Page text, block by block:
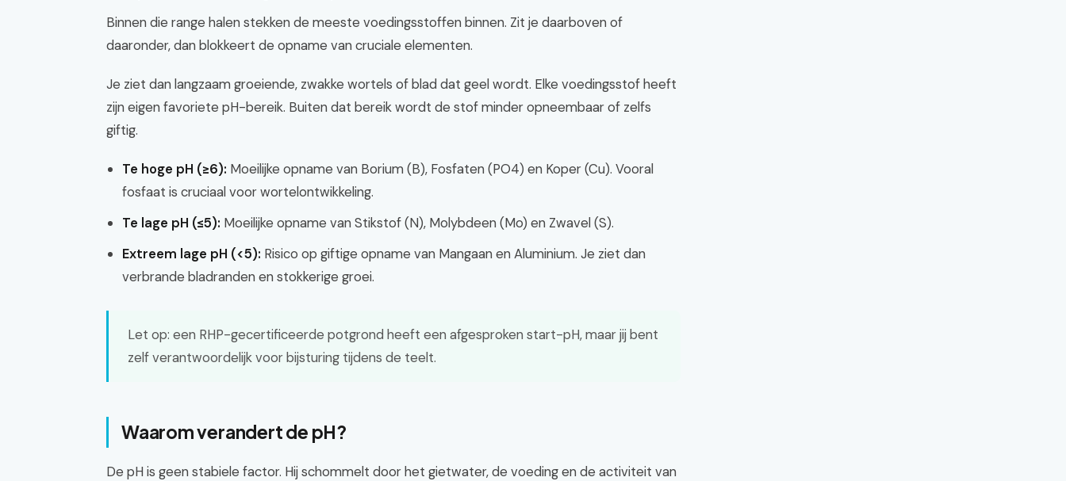
Binnen die range halen stekken de meeste voedingsstoffen binnen. Zit je daarboven of
daaronder, dan blokkeert de opname van cruciale elementen.
Je ziet dan langzaam groeiende, zwakke wortels of blad dat geel wordt. Elke voedingsstof heeft
zijn eigen favoriete pH-bereik. Buiten dat bereik wordt de stof minder opneembaar of zelfs
giftig.
Te hoge pH (≥6): Moeilijke opname van Borium (B), Fosfaten (PO4) en Koper (Cu). Vooral
fosfaat is cruciaal voor wortelontwikkeling.
Te lage pH (≤5): Moeilijke opname van Stikstof (N), Molybdeen (Mo) en Zwavel (S).
Extreem lage pH (<5): Risico op giftige opname van Mangaan en Aluminium. Je ziet dan
verbrande bladranden en stokkerige groei.
Let op: een RHP-gecertificeerde potgrond heeft een afgesproken start-pH, maar jij bent
zelf verantwoordelijk voor bijsturing tijdens de teelt.
Waarom verandert de pH?
De pH is geen stabiele factor. Hij schommelt door het gietwater, de voeding en de activiteit van